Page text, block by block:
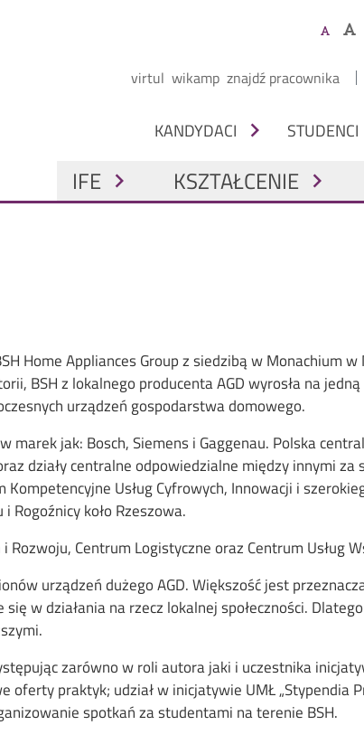
Górne menu
virtul wikamp znajdź pracownika
NAWIGACJA Z PODZIAŁEM NA
KANDYDACI chevron_right STUDENCI
GŁÓWNA NAWIGACJA
IFE chevron_right KSZTAŁCENIE chevron_right
Home Appliances Group z siedzibą w Monachium w
BSH z lokalnego producenta AGD wyrosła na
urządzeń gospodarstwa domowego.
jak: Bosch, Siemens i Gaggenau. Polska
działy centralne odpowiedzialne między innymi za
Usług Cyfrowych, Innowacji i
Rogoźnicy koło Rzeszowa.
Centrum Logistyczne oraz Centrum Usług
urządzeń dużego AGD. Większość jest
w działania na rzecz lokalnej społeczności.
zarówno w roli autora jaki i uczestnika
praktyk; udział w inicjatywie UMŁ „Stypendia
spotkań za studentami na terenie BSH.